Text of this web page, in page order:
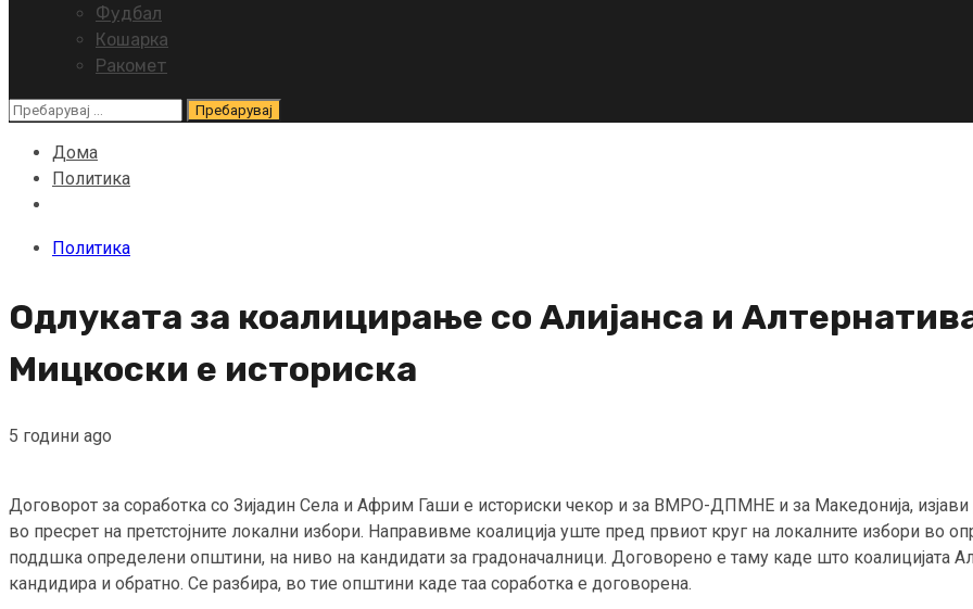
Фудбал
Кошарка
Ракомет
Пребарувај
Дома
Политика
Политика
Одлуката за коалицирање со Алијанса и
Мицкоски е историска
5 години ago
Договорот за соработка со Зијадин Села и Африм Гаши е историски чекор и за ВМРО-ДПМНЕ и за Македонија,
во пресрет на претстојните локални избори. Направивме коалиција уште пред првиот круг на локалните избори
поддшка определени општини, на ниво на кандидати за градоначалници. Договорено е таму каде што
кандидира и обратно. Се разбира, во тие општини каде таа соработка е договорена.